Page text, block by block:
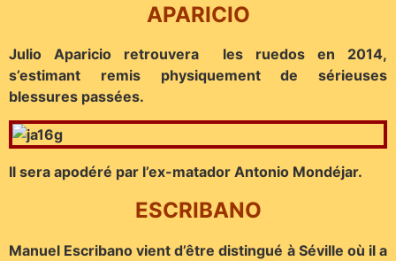
APARICIO
Julio Aparicio retrouvera les ruedos en 2014,
s’estimant remis physiquement de sérieuses
blessures passées.
Il sera apodéré par l’ex-matador Antonio Mondéjar.
ESCRIBANO
Manuel Escribano vient d’être distingué à Séville où il a